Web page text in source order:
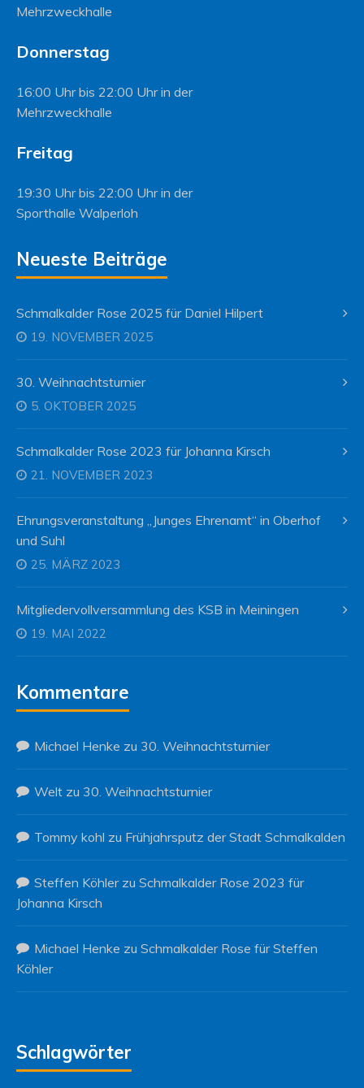
Mehrzweckhalle
Donnerstag
16:00 Uhr bis 22:00 Uhr in der
Mehrzweckhalle
Freitag
19:30 Uhr bis 22:00 Uhr in der
Sporthalle Walperloh
Neueste Beiträge
Schmalkalder Rose 2025 für Daniel Hilpert
19. NOVEMBER 2025
30. Weihnachtsturnier
5. OKTOBER 2025
Schmalkalder Rose 2023 für Johanna Kirsch
21. NOVEMBER 2023
Ehrungsveranstaltung „Junges Ehrenamt“ in Oberhof
und Suhl
25. MÄRZ 2023
Mitgliedervollversammlung des KSB in Meiningen
19. MAI 2022
Kommentare
Michael Henke zu 30. Weihnachtsturnier
Welt zu 30. Weihnachtsturnier
Tommy kohl zu Frühjahrsputz der Stadt Schmalkalden
Steffen Köhlerzu Schmalkalder Rose 2023 für
Johanna Kirsch
Michael Henke zu Schmalkalder Rose für Steffen
Köhler
Schlagwörter